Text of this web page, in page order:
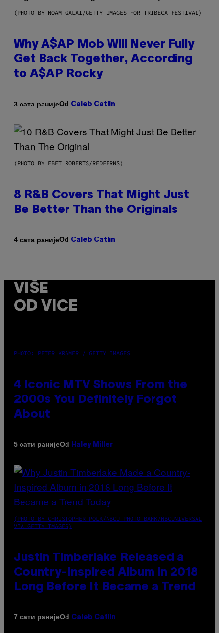
(PHOTO BY NOAM GALAI/GETTY IMAGES FOR TRIBECA FESTIVAL)
Why A$AP Mob Will Never Fully
Get Back Together, According
to A$AP Rocky
3 сата ранијеOd Caleb Catlin
(PHOTO BY EBET ROBERTS/REDFERNS)
8 R&B Covers That Might Just
Be Better Than the Originals
4 сата ранијеOd Caleb Catlin
VIŠE
OD VICE
PHOTO: PETER KRAMER / GETTY IMAGES
4 Iconic MTV Shows From the
2000s You Definitely Forgot
About
5 сати ранијеOd Haley Miller
(PHOTO BY CHRISTOPHER POLK/NBCU PHOTO BANK/NBCUNIVERSAL
VIA GETTY IMAGES)
Justin Timberlake Released a
Country-Inspired Album in 2018
Long Before It Became a Trend
7 сати ранијеOd Caleb Catlin